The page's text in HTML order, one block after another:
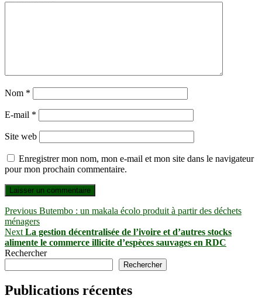
Nom *
E-mail *
Site web
Enregistrer mon nom, mon e-mail et mon site dans le navigateur
pour mon prochain commentaire.
Navigation
de
l’article
Previous Previous
post:
Butembo : un makala écolo produit à partir des déchets
ménagers
Next Next
post:
La gestion décentralisée de l’ivoire et d’autres stocks
alimente le commerce illicite d’espèces sauvages en RDC
Rechercher
Rechercher
Publications récentes